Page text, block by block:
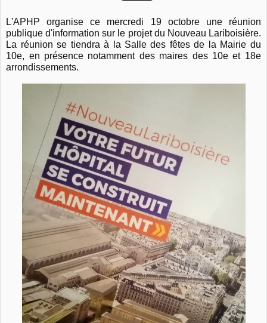
L'APHP organisece mercredi 19 octobre une réunion
publique d'information sur le projet du Nouveau Lariboisière.
La réunion se tiendra à la Salle des fêtes de la Mairie du
10e, en présence notamment des maires des 10e et 18e
arrondissements.